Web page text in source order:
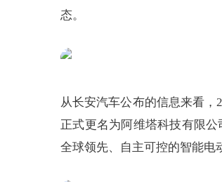
态。
从长安汽车公布的信息来看
正式更名为阿维塔科技有限
全球领先、自主可控的智能电